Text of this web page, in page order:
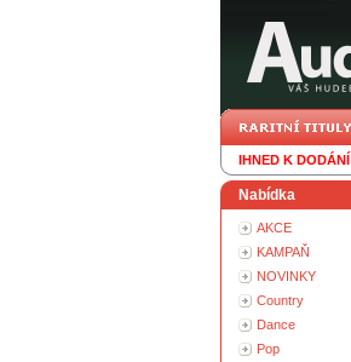
IHNED K DODÁNÍ
Nabídka
AKCE
KAMPAŇ
NOVINKY
Country
Dance
Pop